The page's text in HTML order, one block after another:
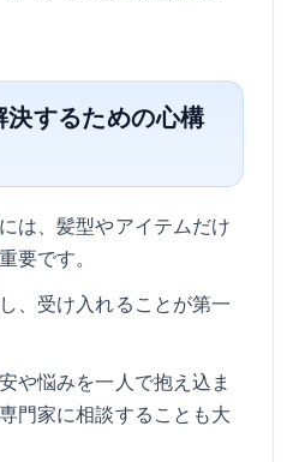
するための心構
は、髪型やアイテムだけ
要です。
、受け入れることが第一
や悩みを一人で抱え込ま
門家に相談することも大